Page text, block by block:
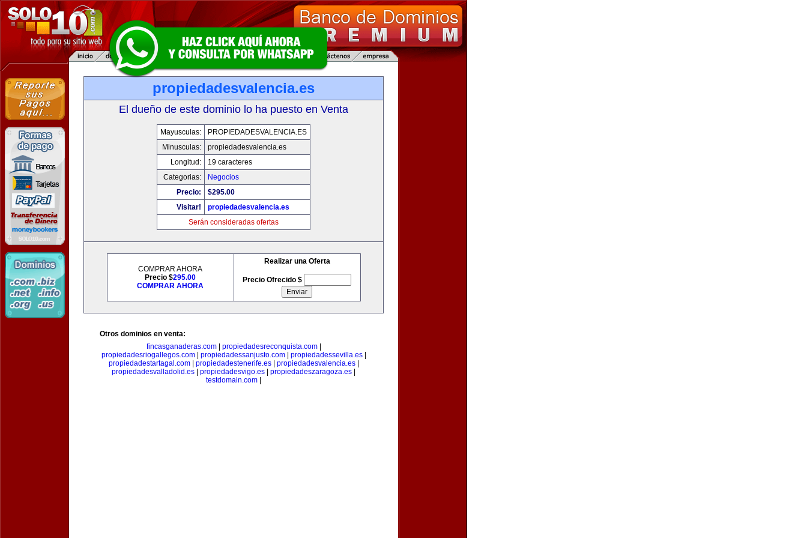
propiedadesvalencia.es
El dueño de este dominio lo ha puesto en Venta
Mayusculas:
PROPIEDADESVALENCIA.ES
Minusculas:
propiedadesvalencia.es
Longitud:
19 caracteres
Categorias:
Negocios
Precio:
$295.00
Visitar!
propiedadesvalencia.es
Serán consideradas ofertas
COMPRAR AHORA
Precio $295.00
COMPRAR AHORA
Realizar una Oferta
Precio Ofrecido $
Otros dominios en venta:
fincasganaderas.com| propiedadesreconquista.com|
propiedadesriogallegos.com| propiedadessanjusto.com| propiedadessevilla.es|
propiedadestartagal.com| propiedadestenerife.es| propiedadesvalencia.es|
propiedadesvalladolid.es
propiedadesvigo.es propiedadeszaragoza.es
testdomain.com